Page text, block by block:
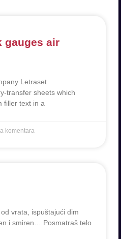
gauges air
Letraset
transfer sheets which
filler text in a
komentara
vrata, ispuštajući dim
i smiren… Posmatraš telo